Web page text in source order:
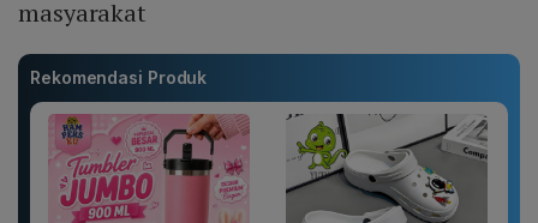
masyarakat
Rekomendasi Produk